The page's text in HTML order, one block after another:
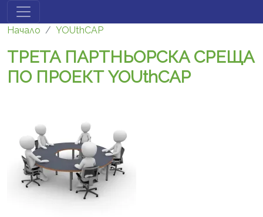
Премини към основното съдържание
Начало YOUthCAP
ТРЕТА ПАРТНЬОРСКА СРЕЩА
ПО ПРОЕКТ YOUthCAP